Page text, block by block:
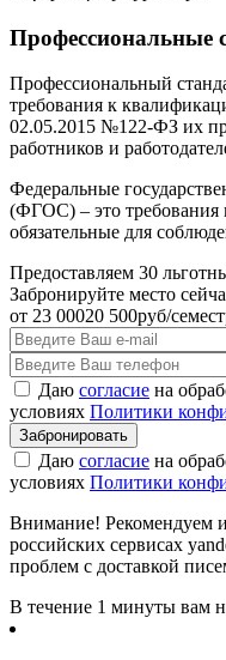
Профессиональный
требования к
02.05.2015 №122-ФЗ их
работников и
Федеральные
(ФГОС) – это требования
обязательные для
Предоставляем 30
Забронируйте место
от 23 00020 500руб/
Даю согласие на
условиях Политики
Даю согласие на
условиях Политики
Внимание! Рекомендуем
российских сервисах
проблем с доставкой
В течение 1 минуты вам